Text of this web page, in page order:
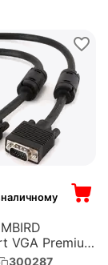
VGA Premium
черный,
300287